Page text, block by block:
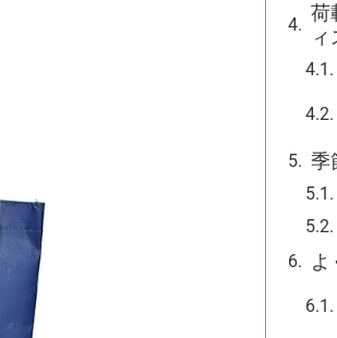
荷
ィ
季
よ